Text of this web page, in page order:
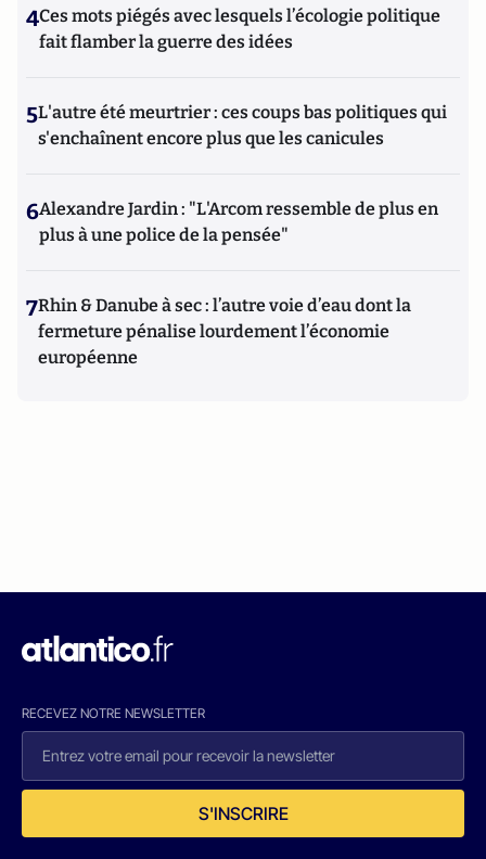
4Ces mots piégés avec lesquels l’écologie politique
fait flamber la guerre des idées
5L'autre été meurtrier : ces coups bas politiques qui
s'enchaînent encore plus que les canicules
6Alexandre Jardin : "L'Arcom ressemble de plus en
plus à une police de la pensée"
7Rhin & Danube à sec : l’autre voie d’eau dont la
fermeture pénalise lourdement l’économie
européenne
RECEVEZ NOTRE NEWSLETTER
S'INSCRIRE